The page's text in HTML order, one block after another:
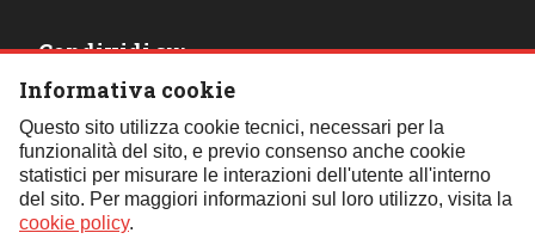
Condividi su:
Contattaci:
Tel.:059 451621- Cell.:+39 348 850 0110- Email:
segreteria@fif4x4.it
Clicca qui per tutti i contatti
Informativa cookie
Questo sito utilizza cookie tecnici, necessari per la
funzionalità del sito, e previo consenso anche cookie
statistici per misurare le interazioni dell'utente all'interno
del sito. Per maggiori informazioni sul loro utilizzo, visita la
cookie policy.